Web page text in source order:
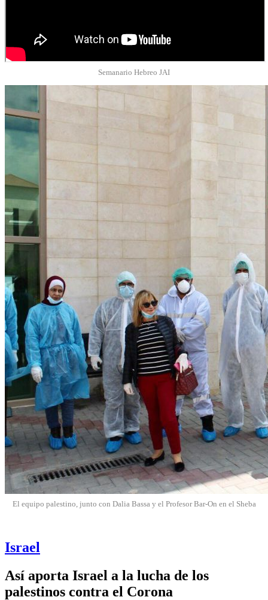
Semanario Hebreo JAI
El equipo palestino, junto con Dalia Bassa y el Profesor Bar-On en el Sheba
Israel
Así aporta Israel a la lucha de los
palestinos contra el Corona